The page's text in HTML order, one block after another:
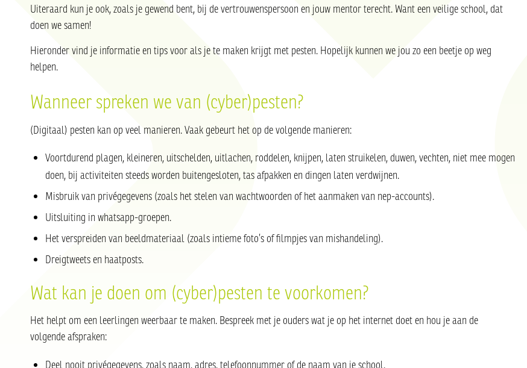
Uiteraard kun je ook, zoals je gewend bent, bij de vertrouwenspersoon en jouw mentor terecht. Want een veilige school, dat
doen we samen!
Hieronder vind je informatie en tips voor als je te maken krijgt met pesten. Hopelijk kunnen we jou zo een beetje op weg
helpen.
Wanneer spreken we van (cyber)pesten?
(Digitaal) pesten kan op veel manieren. Vaak gebeurt het op de volgende manieren:
Voortdurend plagen, kleineren, uitschelden, uitlachen, roddelen, knijpen, laten struikelen, duwen, vechten, niet mee mogen
doen, bij activiteiten steeds worden buitengesloten, tas afpakken en dingen laten verdwijnen.
Misbruik van privégegevens (zoals het stelen van wachtwoorden of het aanmaken van nep-accounts).
Uitsluiting in whatsapp-groepen.
Het verspreiden van beeldmateriaal (zoals intieme foto’s of filmpjes van mishandeling).
Dreigtweets en haatposts.
Wat kan je doen om (cyber)pesten te voorkomen?
Het helpt om een leerlingen weerbaar te maken. Bespreek met je ouders wat je op het internet doet en hou je aan de
volgende afspraken:
Deel nooit privégegevens, zoals naam, adres, telefoonnummer of de naam van je school.